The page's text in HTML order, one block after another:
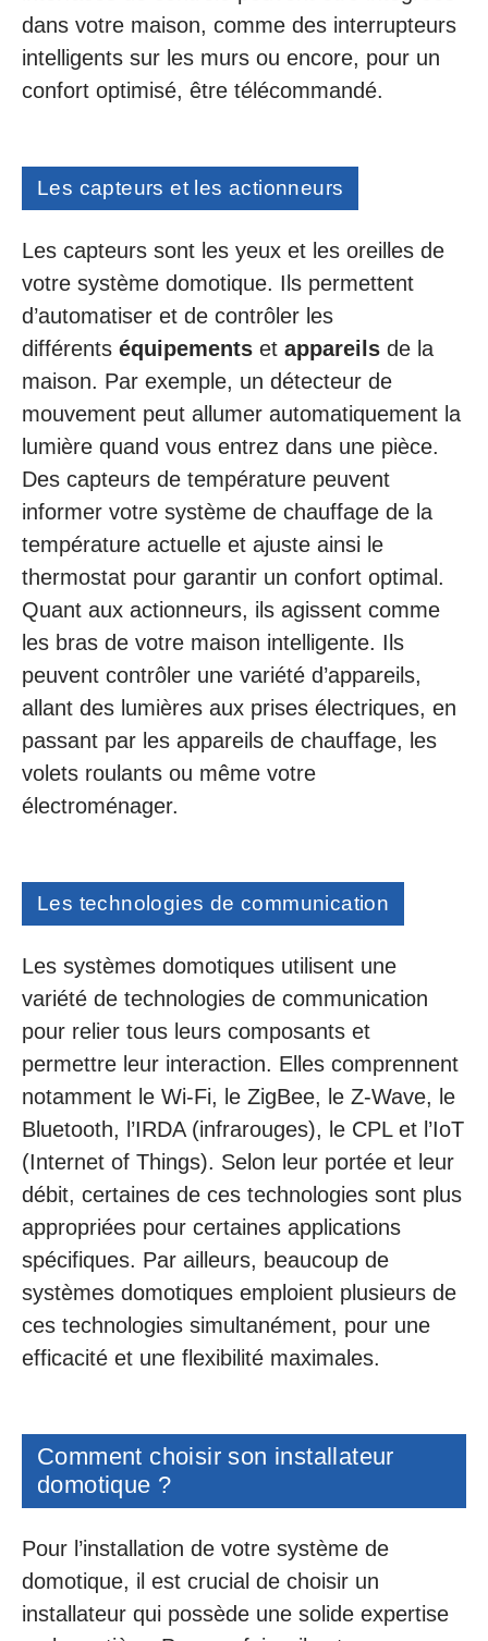
dans votre maison, comme des interrupteurs
intelligents sur les murs ou encore, pour un
confort optimisé, être télécommandé.
Les capteurs et les actionneurs
Les capteurs sont les yeux et les oreilles de
votre système domotique. Ils permettent
d’automatiser et de contrôler les
différents équipements et appareils de la
maison. Par exemple, un détecteur de
mouvement peut allumer automatiquement la
lumière quand vous entrez dans une pièce.
Des capteurs de température peuvent
informer votre système de chauffage de la
température actuelle et ajuste ainsi le
thermostat pour garantir un confort optimal.
Quant aux actionneurs, ils agissent comme
les bras de votre maison intelligente. Ils
peuvent contrôler une variété d’appareils,
allant des lumières aux prises électriques, en
passant par les appareils de chauffage, les
volets roulants ou même votre
électroménager.
Les technologies de communication
Les systèmes domotiques utilisent une
variété de technologies de communication
pour relier tous leurs composants et
permettre leur interaction. Elles comprennent
notamment le Wi-Fi, le ZigBee, le Z-Wave, le
Bluetooth, l’IRDA (infrarouges), le CPL et l’IoT
(Internet of Things). Selon leur portée et leur
débit, certaines de ces technologies sont plus
appropriées pour certaines applications
spécifiques. Par ailleurs, beaucoup de
systèmes domotiques emploient plusieurs de
ces technologies simultanément, pour une
efficacité et une flexibilité maximales.
Comment choisir son installateur
domotique ?
Pour l’installation de votre système de
domotique, il est crucial de choisir un
installateur qui possède une solide expertise